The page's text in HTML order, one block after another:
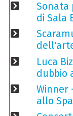
Sonata
di Sala
Luca
dubbio
Winner
allo